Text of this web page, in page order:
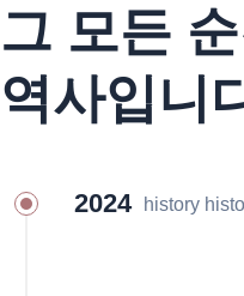
그 모든
역사입니
2024 history